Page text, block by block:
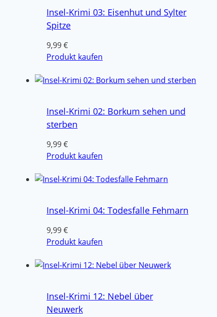
Insel-Krimi 03: Eisenhut und Sylter
Spitze
9,99€
Produkt kaufen
Insel-Krimi 02: Borkum sehen und
sterben
9,99€
Produkt kaufen
Insel-Krimi 04: Todesfalle Fehmarn
9,99€
Produkt kaufen
Insel-Krimi 12: Nebel über
Neuwerk